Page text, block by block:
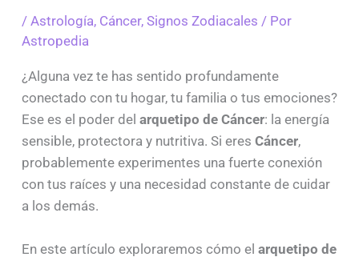
/ Astrología, Cáncer, Signos Zodiacales / Por
Astropedia
¿Alguna vez te has sentido profundamente
conectado con tu hogar, tu familia o tus emociones?
Ese es el poder del arquetipo de Cáncer: la energía
sensible, protectora y nutritiva. Si eres Cáncer,
probablemente experimentes una fuerte conexión
con tus raíces y una necesidad constante de cuidar
a los demás.
En este artículo exploraremos cómo el arquetipo de